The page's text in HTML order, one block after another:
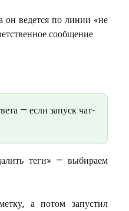
он ведется по линии «не
сообщение.
— если запуск чат-
теги» — выбираем
а потом запустил